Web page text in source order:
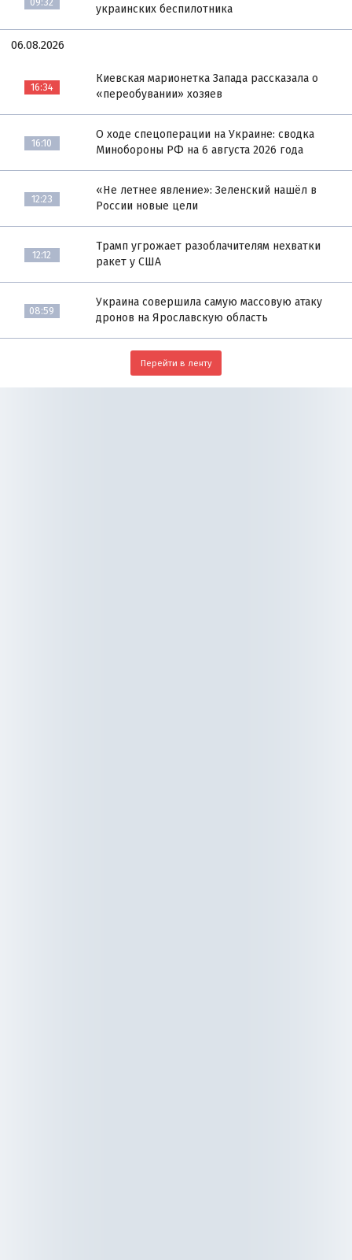
украинских беспилотника
06.08.2026
16:34
Киевская марионетка Запада рассказала о
«переобувании» хозяев
16:10
О ходе спецоперации на Украине: сводка
Минобороны РФ на 6 августа 2026 года
12:23
«Не летнее явление»: Зеленский нашёл в
России новые цели
12:12
Трамп угрожает разоблачителям нехватки
ракет у США
08:59
Украина совершила самую массовую атаку
дронов на Ярославскую область
Перейти в ленту